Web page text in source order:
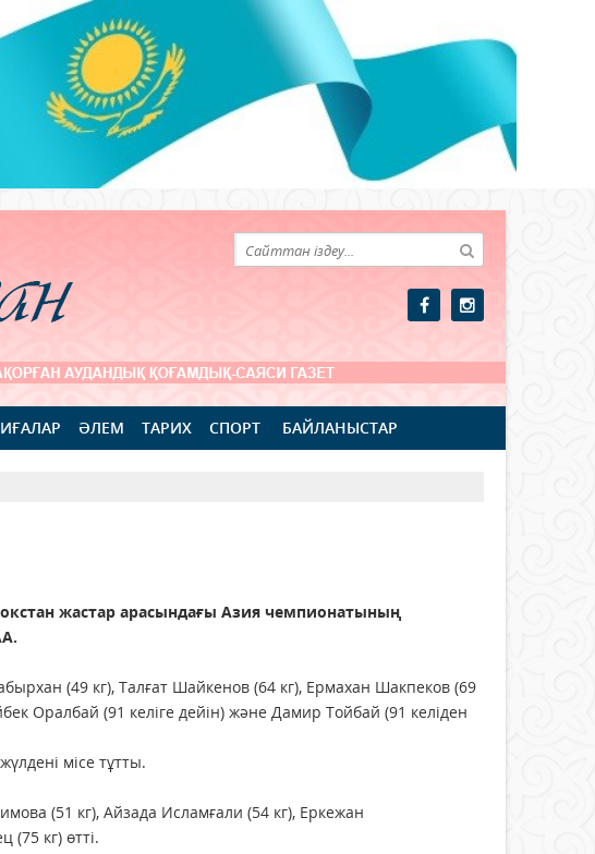
ӘЛЕМ ТАРИХ СПОРТ БАЙЛАНЫСТАР
жастар арасындағы Азия чемпионатының
(49 кг), Талғат Шайкенов (64 кг), Ермахан Шакпеков (69
Оралбай (91 келіге дейін) және Дамир Тойбай (91 келіден
місе тұтты.
(51 кг), Айзада Исламғали (54 кг), Еркежан
(75 кг) өтті.